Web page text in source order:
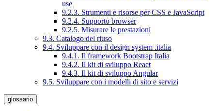
use
9.2.3. Strumenti e risorse per CSS e JavaScript
9.2.4. Supporto browser
9.2.5. Misurare le prestazioni
9.3. Catalogo del riuso
9.4. Sviluppare con il design system .italia
9.4.1. Il framework Bootstrap Italia
9.4.2. Il kit di sviluppo React
9.4.3. Il kit di sviluppo Angular
9.5. Sviluppare con i modelli di sito e servizi
glossario